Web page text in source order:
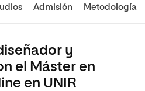
Admisión Metodología
y
el Máster en
en UNIR